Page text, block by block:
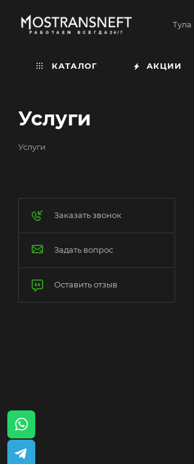
Тула
КАТАЛОГ АКЦИИ
Услуги
Услуги
Заказать звонок
Задать вопрос
Оставить отзыв